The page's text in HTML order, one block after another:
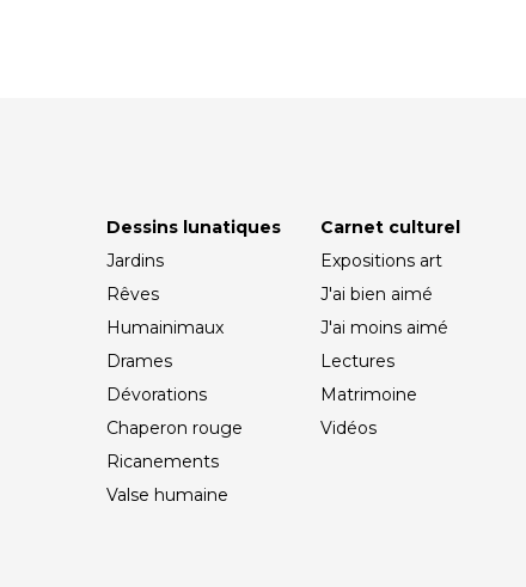
Dessins lunatiques
Jardins
Rêves
Humainimaux
Drames
Dévorations
Chaperon rouge
Ricanements
Valse humaine
Carnet culturel
Expositions art
J'ai bien aimé
J'ai moins aimé
Lectures
Matrimoine
Vidéos